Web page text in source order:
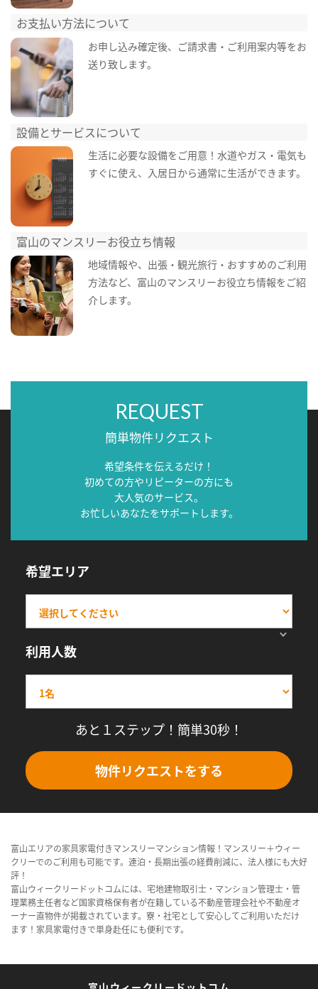
お支払い方法について
お申し込み確定後、ご請求書・ご利用案内等をお
送り致します。
設備とサービスについて
生活に必要な設備をご用意！水道やガス・電気も
すぐに使え、入居日から通常に生活ができます。
富山のマンスリーお役立ち情報
地域情報や、出張・観光旅行・おすすめのご利用
方法など、富山のマンスリーお役立ち情報をご紹
介します。
REQUEST
簡単物件リクエスト
希望条件を伝えるだけ！
初めての方やリピーターの方にも
大人気のサービス。
お忙しいあなたをサポートします。
希望エリア
利用人数
あと１ステップ！簡単30秒！
物件リクエストをする
富山エリアの家具家電付きマンスリーマンション情報！マンスリー＋ウィー
クリーでのご利用も可能です。連泊・長期出張の経費削減に、法人様にも大好
評！
富山ウィークリードットコムには、宅地建物取引士・マンション管理士・管
理業務主任者など国家資格保有者が在籍している不動産管理会社や不動産オ
ーナー直物件が掲載されています。寮・社宅として安心してご利用いただけ
ます！家具家電付きで単身赴任にも便利です。